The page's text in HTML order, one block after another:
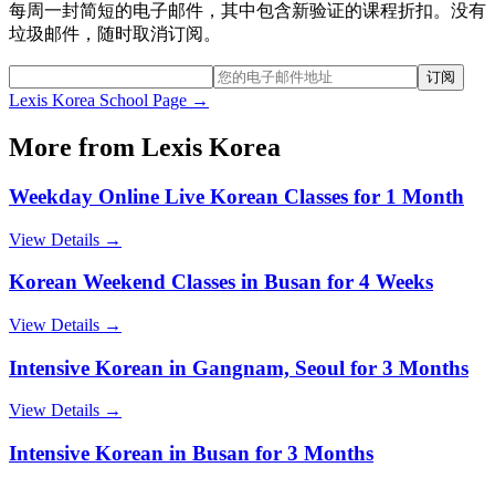
每周一封简短的电子邮件，其中包含新验证的课程折扣。没有
垃圾邮件，随时取消订阅。
订阅
Lexis Korea School Page →
More from Lexis Korea
Weekday Online Live Korean Classes for 1 Month
View Details →
Korean Weekend Classes in Busan for 4 Weeks
View Details →
Intensive Korean in Gangnam, Seoul for 3 Months
View Details →
Intensive Korean in Busan for 3 Months